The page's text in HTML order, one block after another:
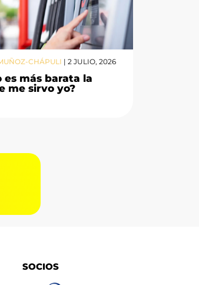
CHÁPULI | 2 JULIO, 2026
es más barata la
me sirvo yo?
SOCIOS